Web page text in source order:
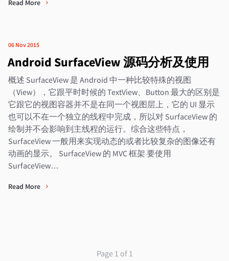
Read More
06 Nov 2015
Android SurfaceView 源码分析及使用
概述 SurfaceView 是 Android 中一种比较特殊的视图
（View），它跟平时时候的 TextView、Button 最大的区别是
它跟它的视图容器并不是在同一个视图层上，它的 UI 显示
也可以不在一个独立的线程中完成，所以对 SurfaceView 的
绘制并不会影响到主线程的运行。综合这些特点，
SurfaceView 一般用来实现动态的或者比较复杂的图像还有
动画的显示。 SurfaceView 的 MVC 框架 要使用
SurfaceView…
Read More
Page 1 of 1